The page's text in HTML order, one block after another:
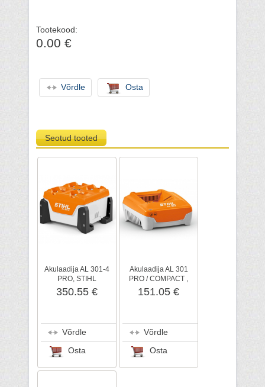
Tootekood:
0.00 €
Võrdle Osta
Seotud tooted
Akulaadija AL 301-4
PRO, STIHL
350.55 €
Võrdle
Osta
Akulaadija AL 301
PRO / COMPACT ,
STIHL
151.05 €
Võrdle
Osta